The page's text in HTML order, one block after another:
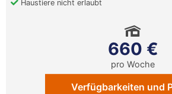
Haustiere nicht erlaubt
660 €
pro Woche
Verfügbarkeiten und